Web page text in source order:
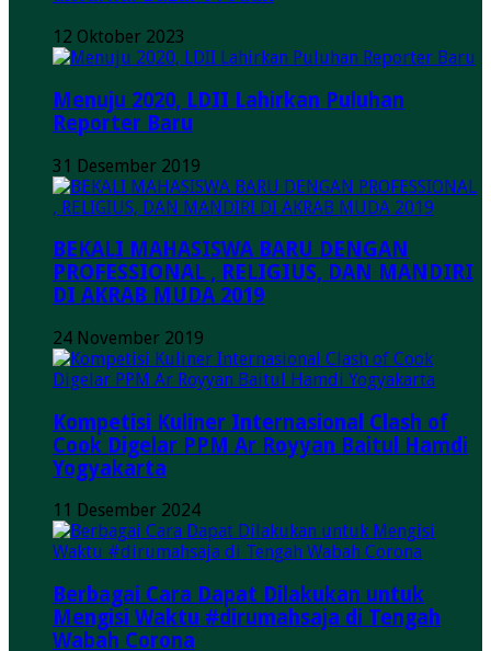
12 Oktober 2023
Menuju 2020, LDII Lahirkan Puluhan
Reporter Baru
31 Desember 2019
BEKALI MAHASISWA BARU DENGAN
PROFESSIONAL , RELIGIUS, DAN MANDIRI
DI AKRAB MUDA 2019
24 November 2019
Kompetisi Kuliner Internasional Clash of
Cook Digelar PPM Ar Royyan Baitul Hamdi
Yogyakarta
11 Desember 2024
Berbagai Cara Dapat Dilakukan untuk
Mengisi Waktu #dirumahsaja di Tengah
Wabah Corona